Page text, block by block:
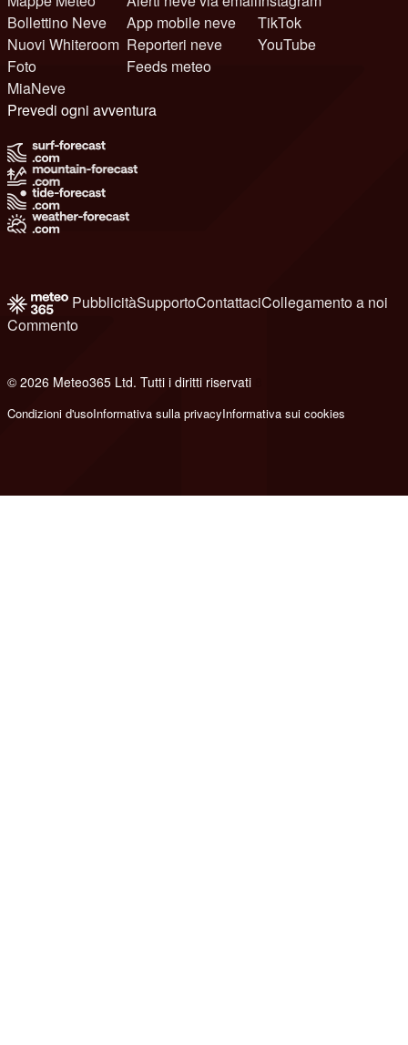
Bollettino Neve
Nuovi Whiteroom
Foto
MiaNeve
App mobile neve
Reporteri neve
Feeds meteo
TikTok
YouTube
Prevedi ogni avventura
PubblicitàSupportoContattaciCollegamento a noi
Commento
© 2026 Meteo365 Ltd. Tutti i diritti riservati
Condizioni d'usoInformativa sulla privacyInformativa sui cookies